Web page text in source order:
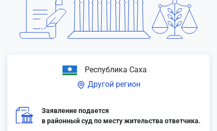
Республика Саха
Другой регион
Заявление подается
в районный суд по месту жительства ответчика.